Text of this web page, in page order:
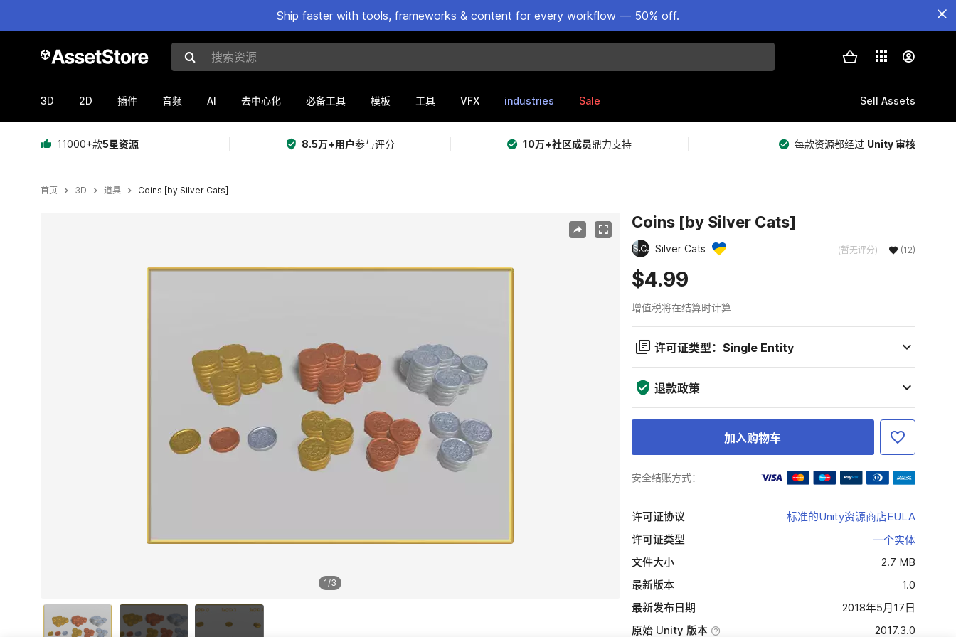
Ship faster with tools, frameworks & content for every workflow — 50% off.
搜索资源
3D 2D 插件 音频 AI 去中心化 必备工具 模板 工具 VFX industries Sale Sell Assets
11000+款5星资源 8.5万+用户参与评分 10万+社区成员鼎力支持 每款资源都经过 Unity 审核
首页 3D 道具 Coins [by Silver Cats]
1/3
Coins [by Silver Cats]
Silver Cats (暂无评分) (12)
$4.99
增值税将在结算时计算
许可证类型：Single Entity
退款政策
加入购物车
安全结账方式：
许可证协议
标准的Unity资源商店EULA
许可证类型
一个实体
文件大小
2.7 MB
最新版本
1.0
最新发布日期
2018年5月17日
原始 Unity 版本
2017.3.0